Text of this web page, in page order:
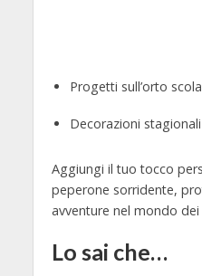
Progetti sull’orto
Decorazioni
Aggiungi il tuo tocco
peperone sorridente,
avventure nel mondo dei
Lo sai che…